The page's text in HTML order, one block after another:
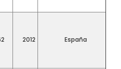
2012 España